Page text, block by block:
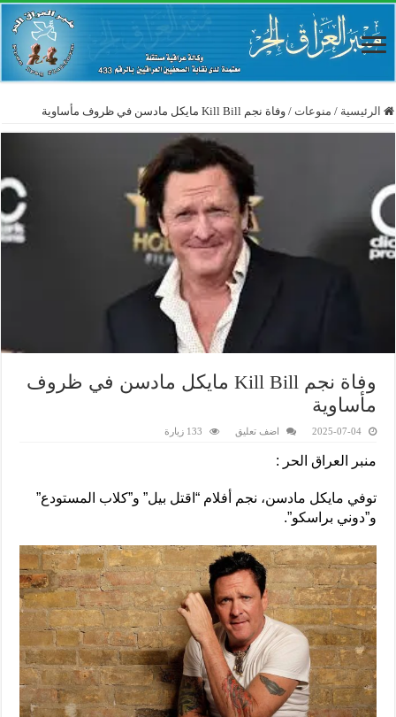
الرئيسية / منوعات / وفاة نجم Kill Bill مايكل مادسن في ظروف مأساوية
وفاة نجم Kill Bill مايكل مادسن في ظروف
مأساوية
2025-07-04 اضف تعليق 133 زيارة
منبر العراق الحر :
توفي مايكل مادسن، نجم أفلام “اقتل بيل” و”كلاب المستودع”
و”دوني براسكو”.